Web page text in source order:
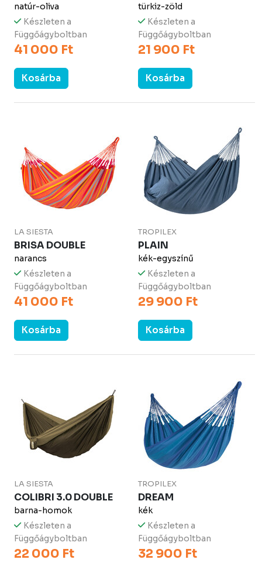
natúr-oliva
Készleten a
Függőágyboltban
41 000 Ft
Kosárba
türkiz-zöld
Készleten a
Függőágyboltban
21 900 Ft
Kosárba
LA SIESTA
BRISA DOUBLE
narancs
Készleten a
Függőágyboltban
41 000 Ft
Kosárba
TROPILEX
PLAIN
kék-egyszínű
Készleten a
Függőágyboltban
29 900 Ft
Kosárba
LA SIESTA
COLIBRI 3.0 DOUBLE
barna-homok
Készleten a
Függőágyboltban
22 000 Ft
TROPILEX
DREAM
kék
Készleten a
Függőágyboltban
32 900 Ft